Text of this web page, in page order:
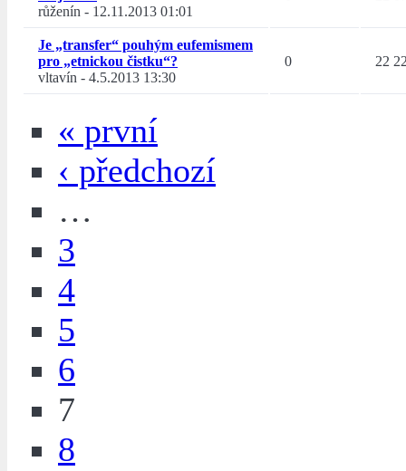
růženín - 12.11.2013 01:01
Je „transfer“ pouhým eufemismem
pro „etnickou čistku“?
vltavín - 4.5.2013 13:30
0 22
« první
‹ předchozí
…
3
4
5
6
7
8